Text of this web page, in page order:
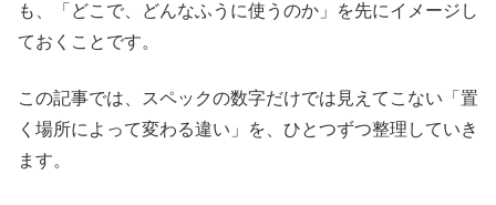
も、「どこで、どんなふうに使うのか」を先にイメージし
ておくことです。
この記事では、スペックの数字だけでは見えてこない「置
く場所によって変わる違い」を、ひとつずつ整理していき
ます。